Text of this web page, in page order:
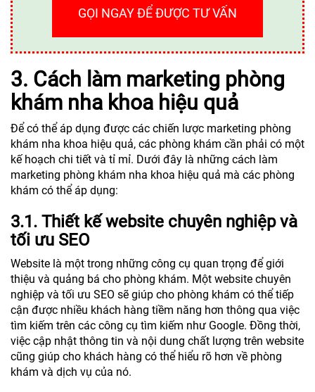
GỌI NGAY ĐỂ ĐƯỢC TƯ VẤN
3. Cách làm marketing phòng
khám nha khoa hiệu quả
Để có thể áp dụng được các chiến lược marketing phòng
khám nha khoa hiệu quả, các phòng khám cần phải có một
kế hoạch chi tiết và tỉ mỉ. Dưới đây là những cách làm
marketing phòng khám nha khoa hiệu quả mà các phòng
khám có thể áp dụng:
3.1. Thiết kế website chuyên nghiệp và
tối ưu SEO
Website là một trong những công cụ quan trọng để giới
thiệu và quảng bá cho phòng khám. Một website chuyên
nghiệp và tối ưu SEO sẽ giúp cho phòng khám có thể tiếp
cận được nhiều khách hàng tiềm năng hơn thông qua việc
tìm kiếm trên các công cụ tìm kiếm như Google. Đồng thời,
việc cập nhật thông tin và nội dung chất lượng trên website
cũng giúp cho khách hàng có thể hiểu rõ hơn về phòng
khám và dịch vụ của nó.